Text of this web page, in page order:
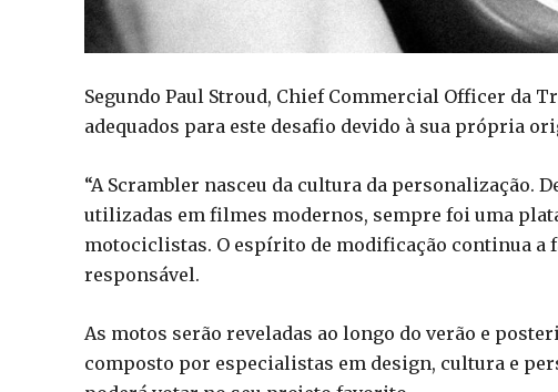
Segundo Paul Stroud, Chief Commercial Officer da
adequados para este desafio devido à sua própria
“A Scrambler nasceu da cultura da personalização.
utilizadas em filmes modernos, sempre foi uma
motociclistas. O espírito de modificação continua a
responsável.
As motos serão reveladas ao longo do verão e
composto por especialistas em design, cultura e